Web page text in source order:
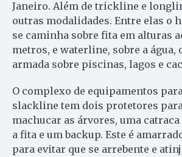
Janeiro. Além de trickline e
outras modalidades. Entre elas o
se caminha sobre fita em alturas
metros, e waterline, sobre a água,
armada sobre piscinas, lagos e
O complexo de equipamentos
slackline tem dois protetores
machucar as árvores, uma
a fita e um backup. Este é
para evitar que se arrebente e